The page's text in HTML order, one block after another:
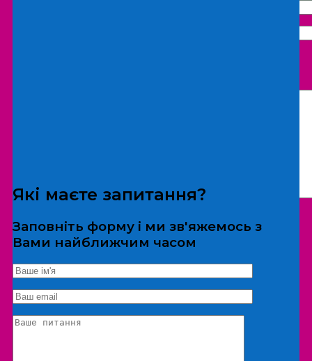
*Дані не передаються третім особам
Екскурсія/локація
Які маєте запитання?
Заповніть форму і ми зв'яжемось з
Вами найближчим часом